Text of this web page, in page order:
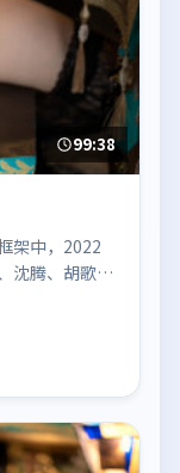
99:38
架中，2022
沈腾、胡歌、
国都市与冷色